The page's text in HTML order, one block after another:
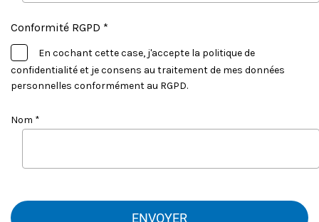
Conformité RGPD *
En cochant cette case, j'accepte la politique de
confidentialité et je consens au traitement de mes données
personnelles conformément au RGPD.
Nom *
ENVOYER